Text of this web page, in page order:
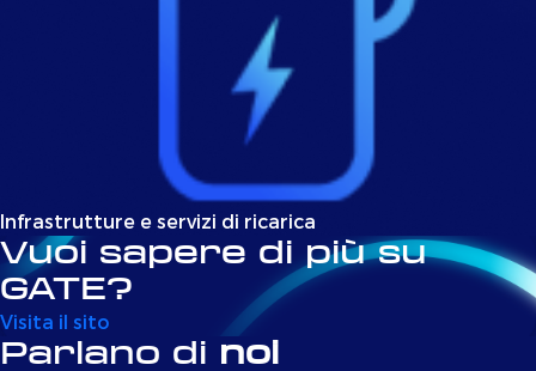
Infrastrutture e servizi di ricarica
Vuoi sapere di più su
GATE?
Visita il sito
Parlano di noi